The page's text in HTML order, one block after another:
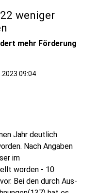
weniger
mehr Förderung
09:04
Jahr deutlich
Nach Angaben
im
worden - 10
Bei den durch Aus-